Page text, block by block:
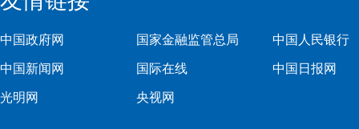
中国政府网 国家金融监管总局 中国人民银行
中国新闻网 国际在线 中国日报网
光明网 央视网